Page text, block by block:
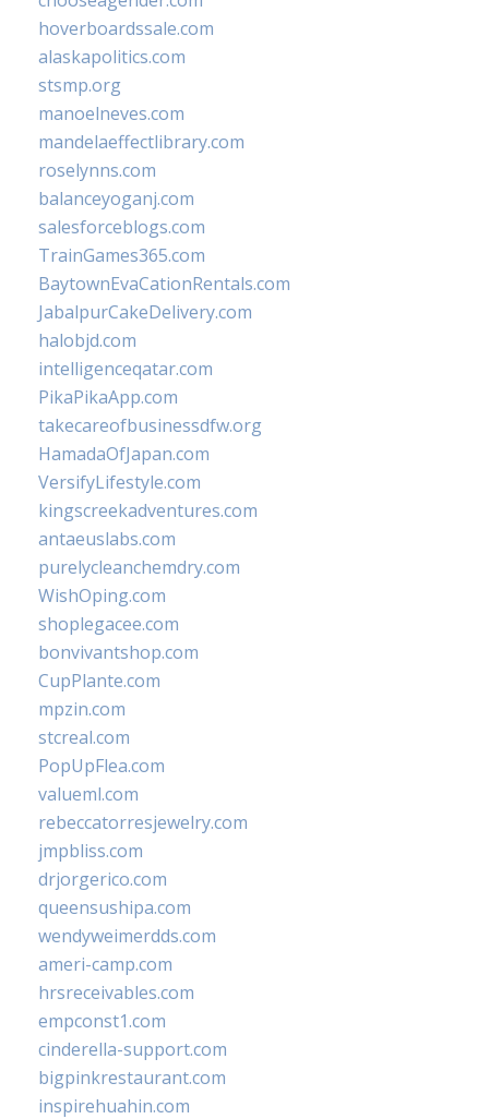
hoverboardssale.com
alaskapolitics.com
stsmp.org
manoelneves.com
mandelaeffectlibrary.com
roselynns.com
balanceyoganj.com
salesforceblogs.com
TrainGames365.com
BaytownEvaCationRentals.com
JabalpurCakeDelivery.com
halobjd.com
intelligenceqatar.com
PikaPikaApp.com
takecareofbusinessdfw.org
HamadaOfJapan.com
VersifyLifestyle.com
kingscreekadventures.com
antaeuslabs.com
purelycleanchemdry.com
WishOping.com
shoplegacee.com
bonvivantshop.com
CupPlante.com
mpzin.com
stcreal.com
PopUpFlea.com
valueml.com
rebeccatorresjewelry.com
jmpbliss.com
drjorgerico.com
queensushipa.com
wendyweimerdds.com
ameri-camp.com
hrsreceivables.com
empconst1.com
cinderella-support.com
bigpinkrestaurant.com
inspirehuahin.com